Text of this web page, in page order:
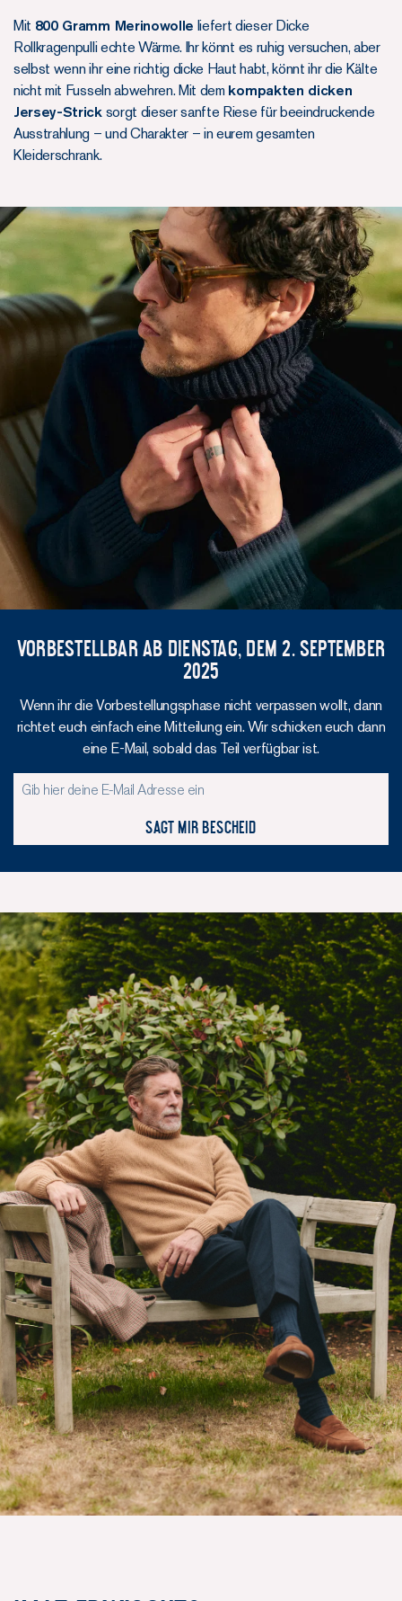
Mit 800 Gramm Merinowolle liefert dieser Dicke
Rollkragenpulli echte Wärme. Ihr könnt es ruhig versuchen, aber
selbst wenn ihr eine richtig dicke Haut habt, könnt ihr die Kälte
nicht mit Fusseln abwehren. Mit dem kompakten dicken
Jersey-Stricksorgt dieser sanfte Riese für beeindruckende
Ausstrahlung – und Charakter – in eurem gesamten
Kleiderschrank.
VORBESTELLBAR AB DIENSTAG, DEM 2. September
2025
Wenn ihr die Vorbestellungsphase nicht verpassen wollt, dann
richtet euch einfach eine Mitteilung ein. Wir schicken euch dann
eine E-Mail, sobald das Teil verfügbar ist.
Sagt mir Bescheid